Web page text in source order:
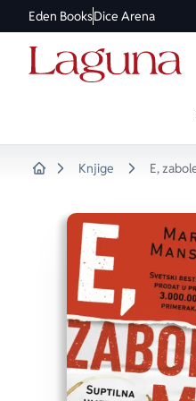
Eden BooksDice Arena
Knjige E,